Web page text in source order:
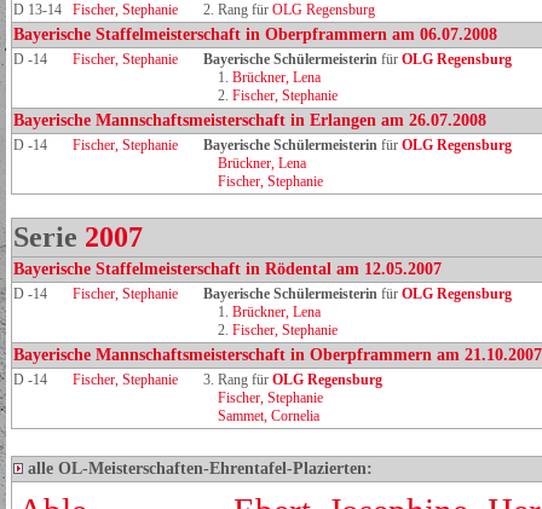
D 13-14 Fischer, Stephanie 2. Rang für OLG Regensburg
Bayerische Staffelmeisterschaft in Oberpframmern am 06.07.2008
D -14 Fischer, Stephanie Bayerische Schülermeisterin für OLG Regensburg
1. Brückner, Lena
2. Fischer, Stephanie
Bayerische Mannschaftsmeisterschaft in Erlangen am 26.07.2008
D -14 Fischer, Stephanie Bayerische Schülermeisterin für OLG Regensburg
Brückner, Lena
Fischer, Stephanie
Serie 2007
Bayerische Staffelmeisterschaft in Rödental am 12.05.2007
D -14 Fischer, Stephanie Bayerische Schülermeisterin für OLG Regensburg
1. Brückner, Lena
2. Fischer, Stephanie
Bayerische Mannschaftsmeisterschaft in Oberpframmern am 21.10.2007
D -14 Fischer, Stephanie 3. Rang für OLG Regensburg
Fischer, Stephanie
Sammet, Cornelia
alle OL-Meisterschaften-Ehrentafel-Plazierten: